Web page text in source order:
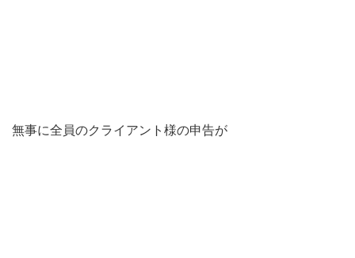
無事に全員のクライアント様の申告が